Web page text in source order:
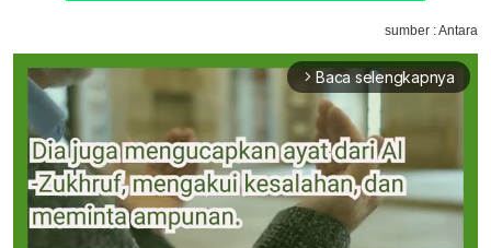
sumber : Antara
arrow_forward_ios Baca selengkapnya